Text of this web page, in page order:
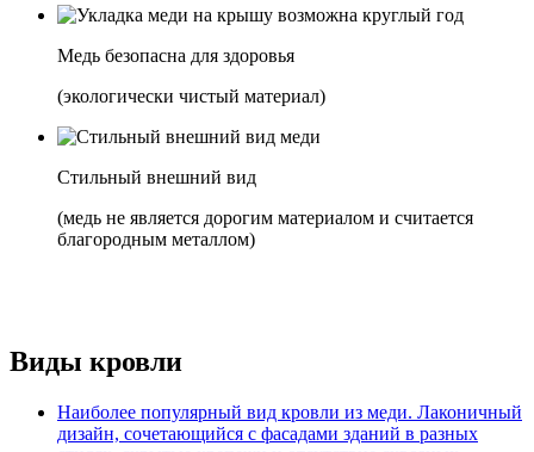
Медь безопасна для здоровья
(экологически чистый материал)
Стильный внешний вид
(медь не является дорогим материалом и считается
благородным металлом)
Виды кровли
Наиболее популярный вид кровли из меди. Лаконичный
дизайн, сочетающийся с фасадами зданий в разных